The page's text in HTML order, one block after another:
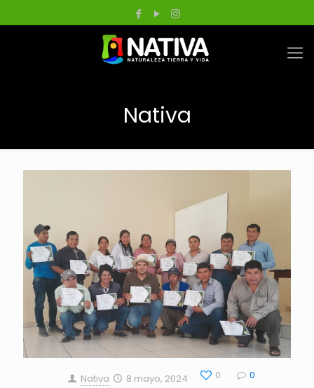
Nativa
Nativa 8 mayo, 2024 0 0